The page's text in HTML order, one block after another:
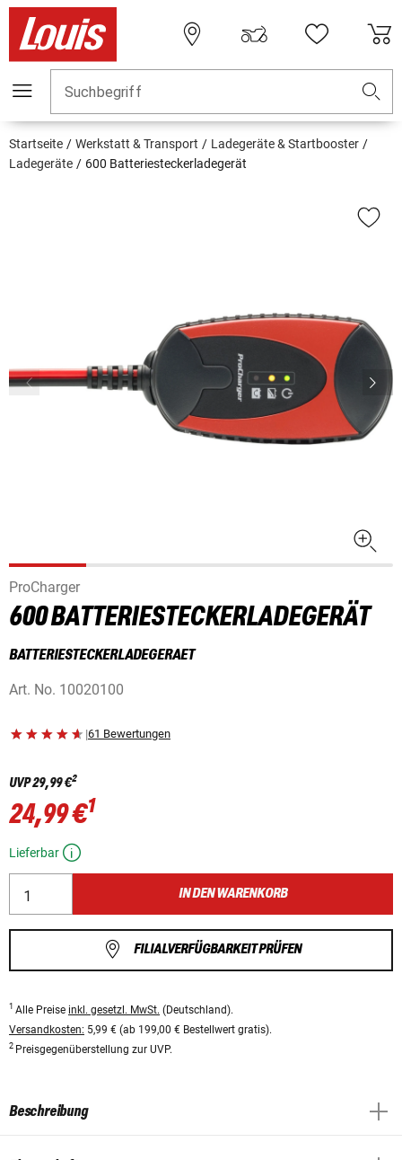
Suchbegriff
Startseite Werkstatt & Transport
Ladegeräte & Startbooster
Ladegeräte
600 Batteriesteckerladegerät
ProCharger
600 BATTERIESTECKERLADEGERÄT
BATTERIESTECKERLADEGERAET
Art. No. 10020100
|61 Bewertungen
UVP29,99 €2
24,99 €1
Lieferbar
IN DEN WARENKORB
FILIALVERFÜGBARKEIT PRÜFEN
1 Alle Preise inkl. gesetzl. MwSt. (Deutschland).
Versandkosten: 5,99 € (ab 199,00 € Bestellwert gratis).
2 Preisgegenüberstellung zur UVP.
Beschreibung